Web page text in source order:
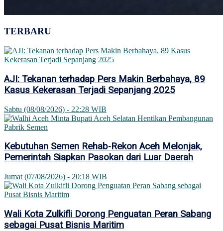
TERBARU
AJI: Tekanan terhadap Pers Makin Berbahaya, 89
Kasus Kekerasan Terjadi Sepanjang 2025
Sabtu (08/08/2026) - 22:28 WIB
Kebutuhan Semen Rehab-Rekon Aceh Melonjak,
Pemerintah Siapkan Pasokan dari Luar Daerah
Jumat (07/08/2026) - 20:18 WIB
Wali Kota Zulkifli Dorong Penguatan Peran Sabang
sebagai Pusat Bisnis Maritim